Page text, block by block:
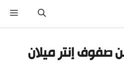
إنتر ميلان